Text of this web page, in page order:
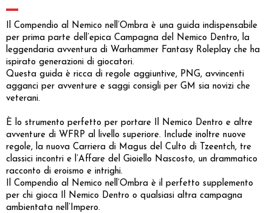
Il Compendio al Nemico nell’Ombra è una guida indispensabile
per prima parte dell’epica Campagna del Nemico Dentro, la
leggendaria avventura di Warhammer Fantasy Roleplay che ha
ispirato generazioni di giocatori.
Questa guida è ricca di regole aggiuntive, PNG, avvincenti
agganci per avventure e saggi consigli per GM sia novizi che
veterani.
È lo strumento perfetto per portare Il Nemico Dentro e altre
avventure di WFRP al livello superiore. Include inoltre nuove
regole, la nuova Carriera di Magus del Culto di Tzeentch, tre
classici incontri e l’Affare del Gioiello Nascosto, un drammatico
racconto di eroismo e intrighi.
Il Compendio al Nemico nell’Ombra è il perfetto supplemento
per chi gioca Il Nemico Dentro o qualsiasi altra campagna
ambientata nell’Impero.